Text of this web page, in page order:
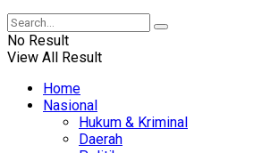
No Result
View All Result
Home
Nasional
Hukum & Kriminal
Daerah